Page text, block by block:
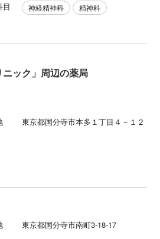
目
神経精神科 精神科
ニック」周辺の薬局
東京都国分寺市本多１丁目４－１２
東京都国分寺市南町3-18-17